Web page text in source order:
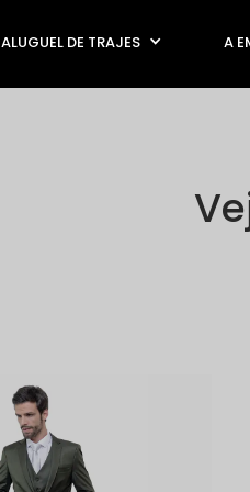
ALUGUEL DE TRAJES A